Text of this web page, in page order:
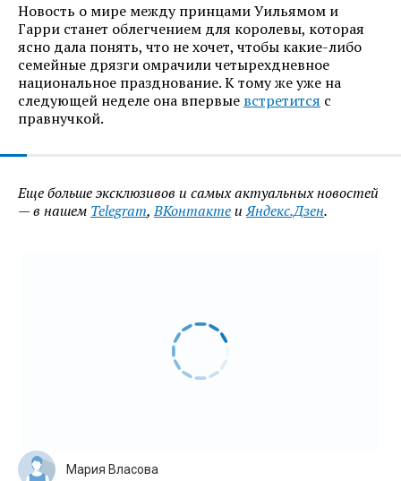
Новость о мире между принцами Уильямом и
Гарри станет облегчением для королевы, которая
ясно дала понять, что не хочет, чтобы какие-либо
семейные дрязги омрачили четырехдневное
национальное празднование. К тому же уже на
следующей неделе она впервые встретится с
правнучкой.
Еще больше эксклюзивов и самых актуальных новостей
— в нашем Telegram,ВКонтактеиЯндекс.Дзен.
Мария Власова